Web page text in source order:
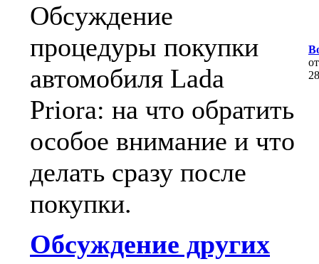
Обсуждение
процедуры покупки
автомобиля Lada
Priora: на что обратить
особое внимание и что
делать сразу после
покупки.
Обсуждение других